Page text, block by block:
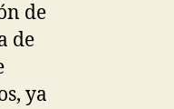
de
de
ya